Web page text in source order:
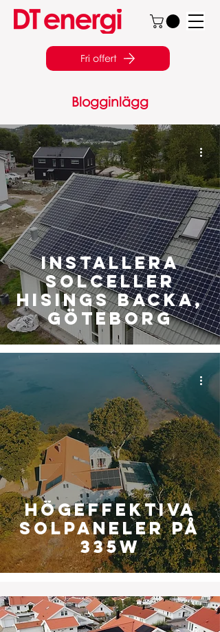
Fri offert
Blogginlägg
Installera
Solceller
Hisings backa,
Göteborg
Högeffektiva
solpaneler på
335w